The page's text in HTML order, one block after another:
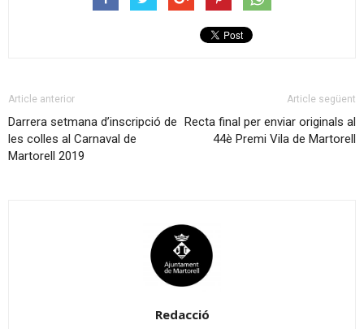
Article anterior
Darrera setmana d’inscripció de
les colles al Carnaval de
Martorell 2019
Article següent
Recta final per enviar originals al
44è Premi Vila de Martorell
Redacció